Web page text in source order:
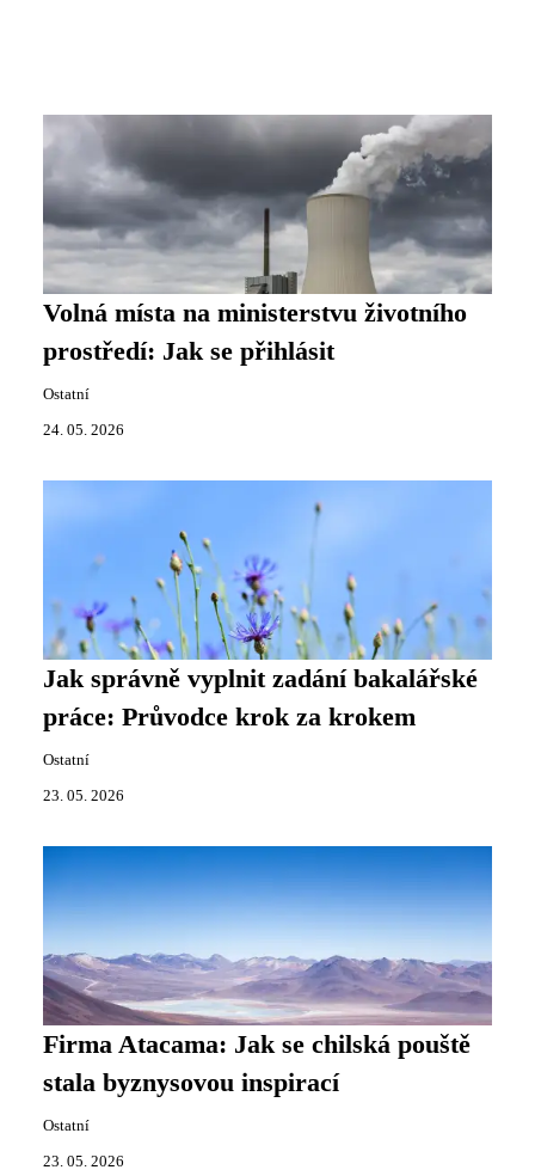
Volná místa na ministerstvu životního
prostředí: Jak se přihlásit
Ostatní
24. 05. 2026
Jak správně vyplnit zadání bakalářské
práce: Průvodce krok za krokem
Ostatní
23. 05. 2026
Firma Atacama: Jak se chilská pouště
stala byznysovou inspirací
Ostatní
23. 05. 2026